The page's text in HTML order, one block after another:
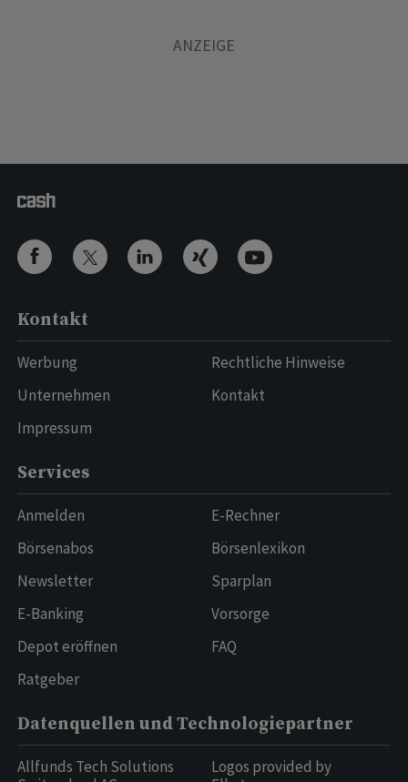
Kontakt
Werbung
Unternehmen
Impressum
Rechtliche Hinweise
Kontakt
Services
Anmelden
Börsenabos
Newsletter
E-Banking
Depot eröffnen
Ratgeber
E-Rechner
Börsenlexikon
Sparplan
Vorsorge
FAQ
Datenquellen und Technologiepartner
Allfunds Tech Solutions
Logos provided by